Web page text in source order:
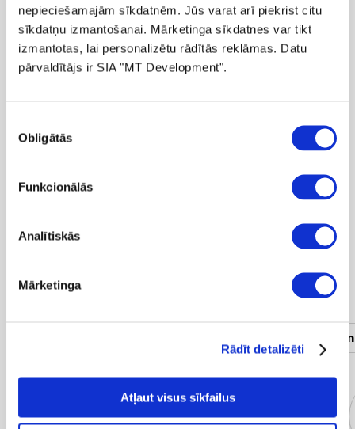
nepieciešamajām sīkdatnēm. Jūs varat arī piekrist citu
sīkdatņu izmantošanai. Mārketinga sīkdatnes var tikt
izmantotas, lai personalizētu rādītās reklāmas. Datu
pārvaldītājs ir SIA "MT Development".
izvēle
Obligātās
Funkcionālās
Analītiskās
Mārketinga
Rādīt detalizēti
Atļaut visus sīkfailus
-50%
110.00 219.99
Populāras kategorijas
Sieviešu